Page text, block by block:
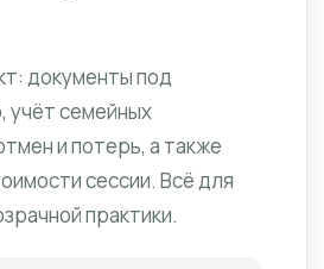
документы под
учёт семейных
и потерь, а также
сессии. Всё для
практики.